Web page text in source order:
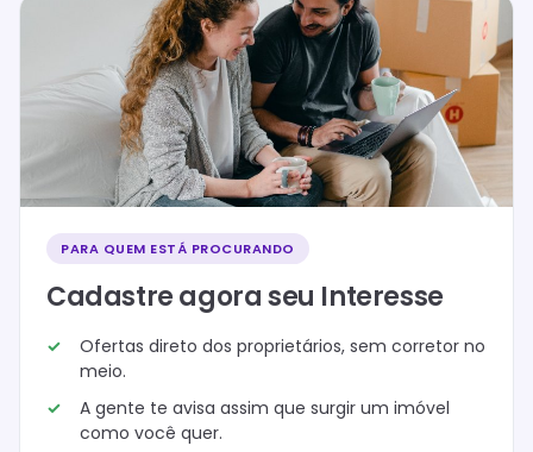
PARA QUEM ESTÁ PROCURANDO
Cadastre agora seu Interesse
Ofertas direto dos proprietários, sem corretor no
meio.
A gente te avisa assim que surgir um imóvel
como você quer.